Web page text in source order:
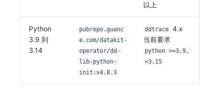
以上
Python
3.9 到
3.14
pubrepo.guanc
e.com/datakit-
operator/dd-
lib-python-
init:v4.8.3
ddtrace 4.x
当前要求
python >=3.9,
<3.15